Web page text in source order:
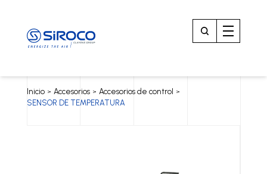
Inicio > Accesorios > Accesorios de control >
SENSOR DE TEMPERATURA